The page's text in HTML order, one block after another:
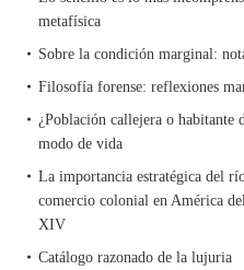
metafísica
Sobre la condición marginal:
Filosofía forense: reflexiones
¿Población callejera o habitante
modo de vida
La importancia estratégica del
comercio colonial en América
XIV
Catálogo razonado de la lujuria